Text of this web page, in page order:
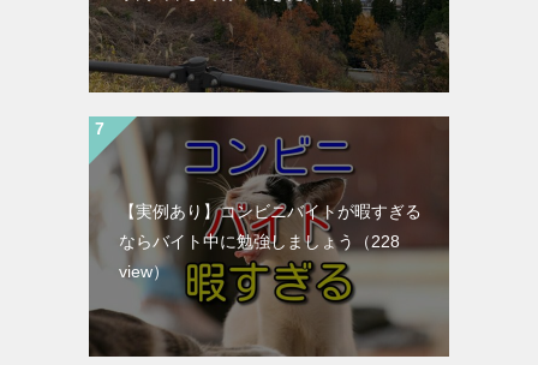
【実例あり】コンビニバイトが暇すぎる
ならバイト中に勉強しましょう
（228
view）